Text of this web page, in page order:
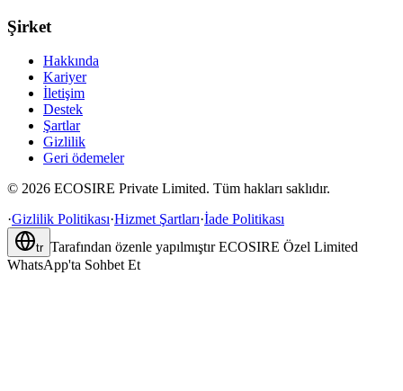
Şirket
Hakkında
Kariyer
İletişim
Destek
Şartlar
Gizlilik
Geri ödemeler
© 2026 ECOSIRE Private Limited. Tüm hakları saklıdır.
·Gizlilik Politikası·Hizmet Şartları·İade Politikası
tr Tarafından özenle yapılmıştır ECOSIRE Özel Limited
WhatsApp'ta Sohbet Et